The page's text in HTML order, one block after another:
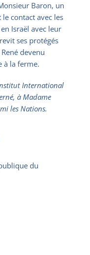
Baron, un
contact avec les
Israël avec leur
ses protégés
devenu
à la ferme.
International
à Madame
les Nations.
du